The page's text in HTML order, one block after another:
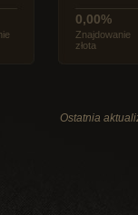
0,00%
Znajdowanie
złota
Ostatnia